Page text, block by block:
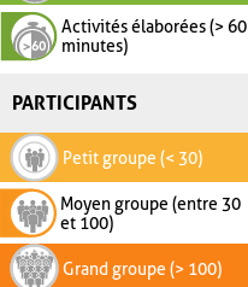
Activités élaborées (> 60
minutes)
PARTICIPANTS
Petit groupe (< 30)
Moyen groupe (entre 30
et 100)
Grand groupe (> 100)